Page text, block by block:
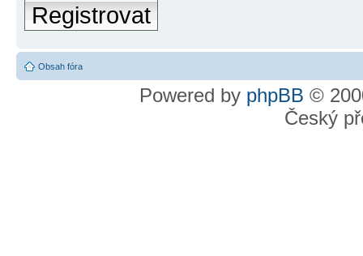
Registrovat
Obsah fóra
Powered by phpBB ©
Český